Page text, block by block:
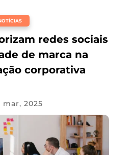
redes sociais
de marca na
corporativa
mar, 2025